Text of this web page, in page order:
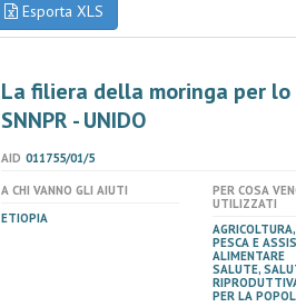
Esporta XLS
La filiera della moringa per
SNNPR - UNIDO
AID 011755/01/5
A CHI VANNO GLI AIUTI
ETIOPIA
PER COSA
UTILIZZATI
PESCA E
ALIMENTARE
SALUTE,
PER LA